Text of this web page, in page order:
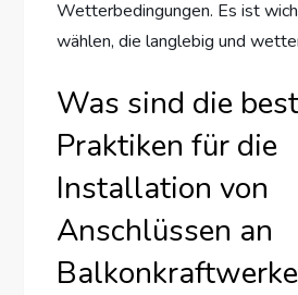
Wetterbedingungen. Es ist
wählen, die langlebig und
Was sind die
Praktiken für die
Installation von
Anschlüssen an